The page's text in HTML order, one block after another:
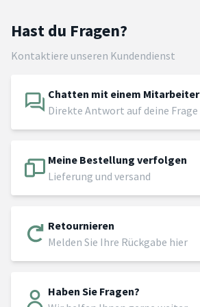
Hast du Fragen?
Kontaktiere unseren Kundendienst
Chatten mit einem Mitarbeiter
Direkte Antwort auf deine Frage
Meine Bestellung verfolgen
Lieferung und versand
Retournieren
Melden Sie Ihre Rückgabe hier
Haben Sie Fragen?